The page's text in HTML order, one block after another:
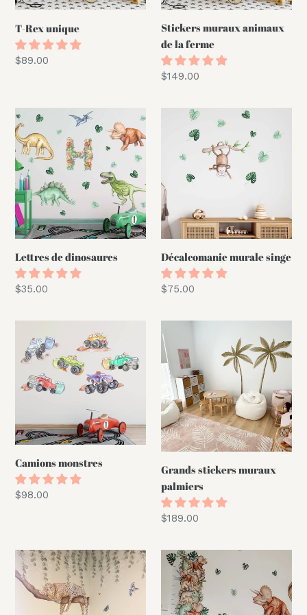
T-Rex unique
Prix
$89.00
Stickers muraux animaux
de la ferme
Prix
$149.00
Lettres
de
dinosaures
Lettres de dinosaures
Prix
$35.00
Décalcomanie
murale
Décalcomanie murale singe
Prix
$75.00
monstres
Camions monstres
Prix
$98.00
Grands
stickers
muraux
palmiers
Grands stickers muraux
palmiers
Prix
$189.00
Léopard
endormi
Toise
des
dinosaures